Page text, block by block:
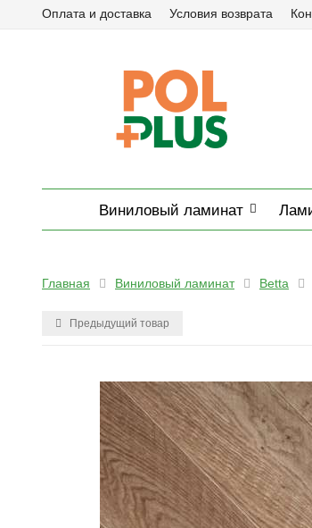
Оплата и доставка Условия возврата
Виниловый ламинат
Главная Виниловый ламинат Betta
Предыдущий товар